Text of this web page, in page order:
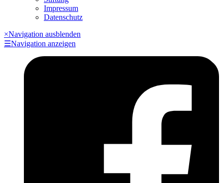
Impressum
Datenschutz
×Navigation ausblenden
☰Navigation anzeigen